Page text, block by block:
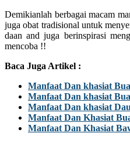
Demikianlah berbagai macam
juga obat tradisional untuk
daan and juga berinspirasi
mencoba !!
Baca Juga Artikel :
Manfaat Dan khasiat
Manfaat Dan khasiat
Manfaat Dan khasiat
Manfaat Dan Khasiat
Manfaat Dan Khasiat